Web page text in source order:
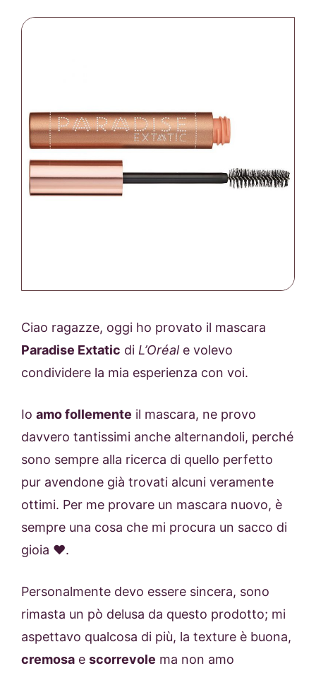
Ciao ragazze, oggi ho provato il mascara
Paradise Extatic di L’Oréale volevo
condividere la mia esperienza con voi.
Io amo follemente il mascara, ne provo
davvero tantissimi anche alternandoli, perché
sono sempre alla ricerca di quello perfetto
pur avendone già trovati alcuni veramente
ottimi. Per me provare un mascara nuovo, è
sempre una cosa che mi procura un sacco di
gioia ♥.
Personalmente devo essere sincera, sono
rimasta un pò delusa da questo prodotto; mi
aspettavo qualcosa di più, la texture è buona,
cremosa e scorrevole ma non amo